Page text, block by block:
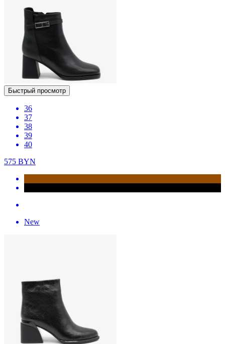
Быстрый просмотр
36
37
38
39
40
575 BYN
New